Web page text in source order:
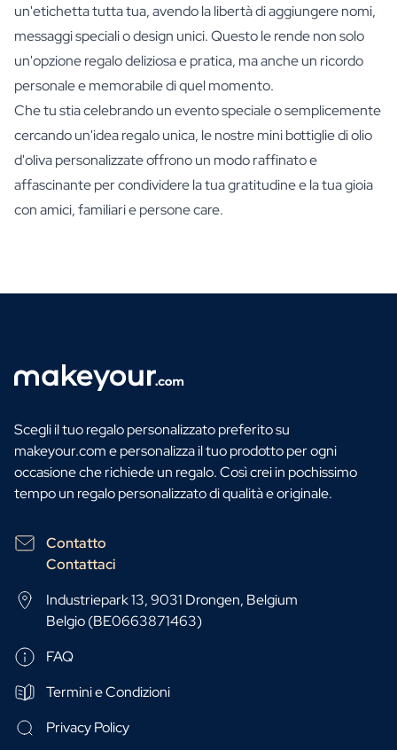
un'etichetta tutta tua, avendo la libertà di aggiungere nomi,
messaggi speciali o design unici. Questo le rende non solo
un'opzione regalo deliziosa e pratica, ma anche un ricordo
personale e memorabile di quel momento.
Che tu stia celebrando un evento speciale o semplicemente
cercando un'idea regalo unica, le nostre mini bottiglie di olio
d'oliva personalizzate offrono un modo raffinato e
affascinante per condividere la tua gratitudine e la tua gioia
con amici, familiari e persone care.
Scegli il tuo regalo personalizzato preferito su
makeyour.com e personalizza il tuo prodotto per ogni
occasione che richiede un regalo. Così crei in pochissimo
tempo un regalo personalizzato di qualità e originale.
Contatto
Contattaci
Industriepark 13, 9031 Drongen, Belgium
Belgio (BE0663871463)
FAQ
Termini e Condizioni
Privacy Policy